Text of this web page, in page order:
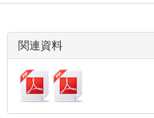
関連資料